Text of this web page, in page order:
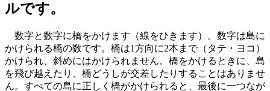
ルです。
数字と数字に橋をかけます（線をひきます）。数字は島に
かけられる橋の数です。橋は1方向に2本まで（タテ・ヨコ）
かけられ、斜めにはかけられません。橋をかけるときに、島
を飛び越えたり、橋どうしが交差したりすることはありませ
ん。すべての島に正しく橋がかけられると、最後に一つなが